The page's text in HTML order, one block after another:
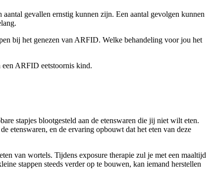
gevallen ernstig kunnen zijn. Een aantal gevolgen kunnen
bij het genezen van ARFID. Welke behandeling voor jou het
ARFID eetstoornis kind.
stapjes blootgesteld aan de etenswaren die jij niet wilt eten.
etenswaren, en de ervaring opbouwt dat het eten van deze
van wortels. Tijdens exposure therapie zul je met een maaltijd
stappen steeds verder op te bouwen, kan iemand herstellen